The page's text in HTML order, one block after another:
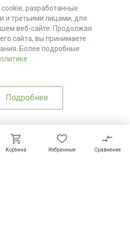
разработанные
и третьими лицами, для
веб-сайте. Продолжая
сайта, вы принимаете
Более подробные
Подробнее
Корзина Избранные Сравнение
Корзина Избранные Сравнение
сетях
Все права защищены